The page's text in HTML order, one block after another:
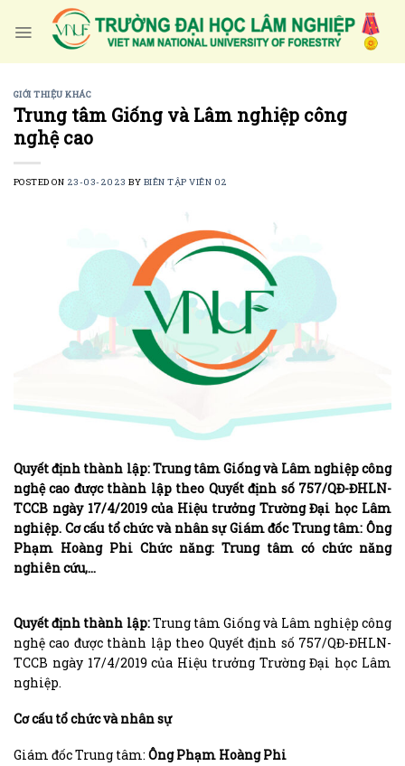
GIỚI THIỆU KHÁC
Trung tâm Giống và Lâm nghiệp công
nghệ cao
POSTED ON 23-03-2023 BY BIÊN TẬP VIÊN 02
Quyết định thành lập: Trung tâm Giống và Lâm nghiệp công
nghệ cao được thành lập theo Quyết định số 757/QĐ-ĐHLN-
TCCB ngày 17/4/2019 của Hiệu trưởng Trường Đại học Lâm
nghiệp. Cơ cấu tổ chức và nhân sự Giám đốc Trung tâm: Ông
Phạm Hoàng Phi Chức năng: Trung tâm có chức năng
nghiên cứu,…
Quyết định thành lập:Trung tâm Giống và Lâm nghiệp công
nghệ cao được thành lập theo Quyết định số 757/QĐ-ĐHLN-
TCCB ngày 17/4/2019 của Hiệu trưởng Trường Đại học Lâm
nghiệp.
Cơ cấu tổ chức và nhân sự
Giám đốc Trung tâm: Ông Phạm Hoàng Phi